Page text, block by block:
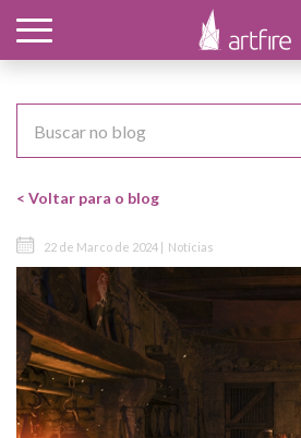
< Voltar para o blog
22 de Marco de 2024 | Notícias